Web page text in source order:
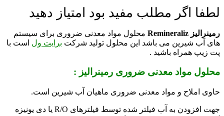
لطفا اگر مطلب مفید بود امتیاز دهید
رمینرالیز Remineraliz محلول مواد معدنی ضروری برای سیستم
های آب شیرین می باشد این محلول تولید شرکت برایت ول است با
پت زیپ همراه باشید .
محلول مواد معدنی ضروری رمینرالیز :
حاوی املاح و مواد معدنی ضروری ماهیان آب شیرین است.
جهت افزودن به آب فیلتر شده توسط فیلترهای R/O یا دی یونیزه